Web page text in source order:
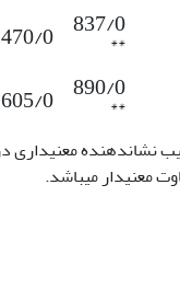
837/0
**
470/0
890/0
**
605/0